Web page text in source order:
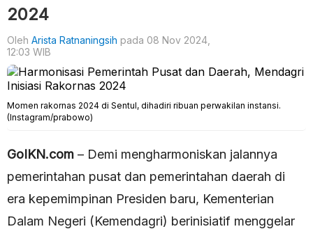
2024
Oleh Arista Ratnaningsih pada 08 Nov 2024,
12:03 WIB
Momen rakornas 2024 di Sentul, dihadiri ribuan perwakilan instansi.
(Instagram/prabowo)
GoIKN.com – Demi mengharmoniskan jalannya
pemerintahan pusat dan pemerintahan daerah di
era kepemimpinan Presiden baru, Kementerian
Dalam Negeri (Kemendagri) berinisiatif menggelar